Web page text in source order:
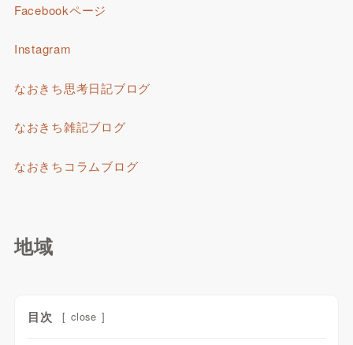
Facebookページ
Instagram
なおきち思考日記ブログ
なおきち雑記ブログ
なおきちコラムブログ
地域
目次 [ close ]